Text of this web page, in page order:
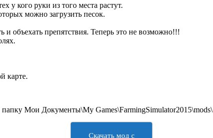
кого руки из того места растут.
можно загрузить песок.
объехать препятствия. Теперь это не возможно!!!
карте.
папку Мои Документы\My Games\FarmingSimulator2015\mods\
Скачать мод с